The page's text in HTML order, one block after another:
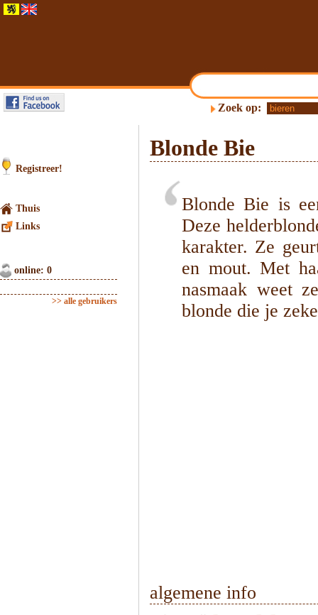
Zoek op:
Registreer!
Thuis
Links
online: 0
>> alle gebruikers
Blonde Bie
Blonde Bie is
Deze
karakter. Ze
en mout. Met
nasmaak weet
blonde die je
algemene info